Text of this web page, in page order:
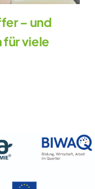
– und
für viele